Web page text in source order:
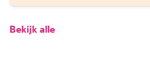
Bekijk alle